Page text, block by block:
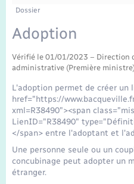
Etat-civil - Papiers -
Mariage – PACS
Parrainage civil
Recensement
Logement - Urbanisme
Loisirs
Nouvel habitant
Numérique
Transports scolaires
Travaux - Autorisation
Compétences
Plan interactif
Présentation de la
Publications
La Communauté de
Dossier
Adoption
Vérifié le 01/01/2023 – Direction
administrative (Première
L'adoption permet de créer un
href="https://
xml=R38490"><span
LienID="R38490"
</span> entre l'adoptant et
Une personne seule ou un
concubinage peut adopter un
étranger.